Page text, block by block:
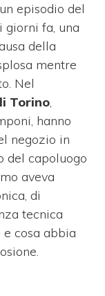
episodio del
giorni fa, una
della
mentre
Nel
Torino,
hanno
negozio in
del capoluogo
aveva
di
tecnica
cosa abbia